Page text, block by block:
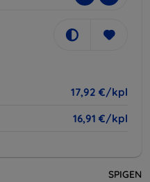
17,92 €/kpl
16,91 €/kpl
SPIGEN